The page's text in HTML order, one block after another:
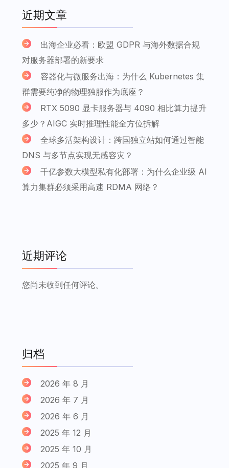
近期文章
出海企业必看：欧盟 GDPR 与海外数据合规
对服务器部署的新要求
容器化与微服务出海：为什么 Kubernetes 集
群需要纯净的物理独服作为底座？
RTX 5090 显卡服务器与 4090 相比算力提升
多少？AIGC 实时推理性能全方位拆解
全球多活架构设计：跨国独立站如何通过智能
DNS 与多节点实现无感容灾？
千亿参数大模型私有化部署：为什么企业级 AI
算力集群必须采用高速 RDMA 网络？
近期评论
您尚未收到任何评论。
归档
2026 年 8 月
2026 年 7 月
2026 年 6 月
2025 年 12 月
2025 年 10 月
2025 年 9 月